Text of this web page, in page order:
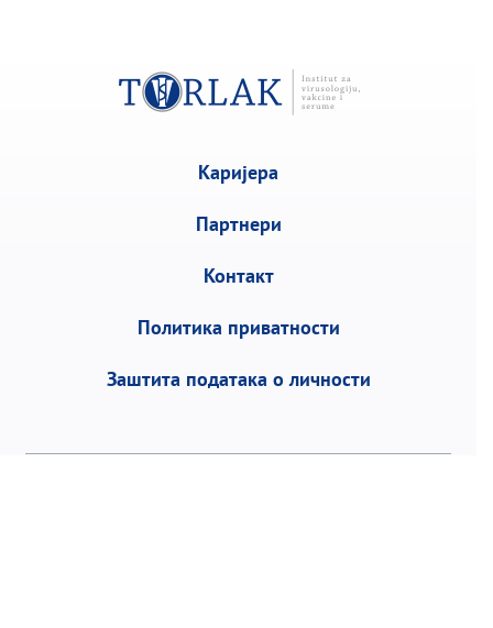
Каријера
Партнери
Контакт
Политика приватности
Заштита података о личности